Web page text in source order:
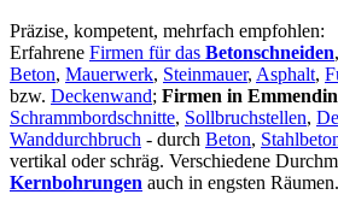
Präzise, kompetent, mehrfach empfohlen:
Erfahrene Firmen für das Betonschneiden
Beton, Mauerwerk, Steinmauer, Asphalt,
bzw. Deckenwand; Firmen in
Schrammbordschnitte, Sollbruchstellen,
Wanddurchbruch - durch Beton,
vertikal oder schräg. Verschiedene
Kernbohrungen auch in engsten Räumen.